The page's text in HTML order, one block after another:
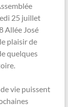
25 juillet
Allée José
plaisir de
quelques
vie puissent